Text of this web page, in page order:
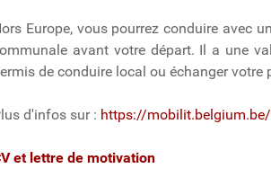
Europe, vous pourrez conduire avec
avant votre départ. Il a une
de conduire local ou échanger
d'infos sur : https://
et lettre de motivation